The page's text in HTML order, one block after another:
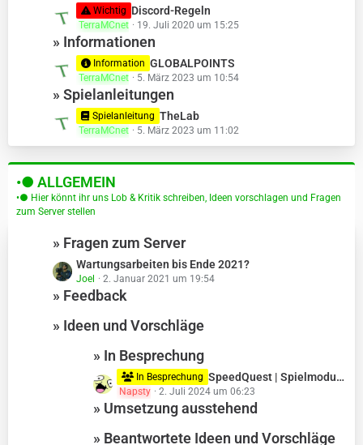
L
t
e
e
ä
g
Wichtig Discord-Regeln
TerraMCnet 19. Juli 2020 um 15:25
» Informationen
L
t
e
B
e
i
t
ä
e
Information GLOBALPOINTS
TerraMCnet 5. März 2023 um 10:54
» Spielanleitungen
L
t
z
t
e
B
i
t
r
ä
e
Spielanleitung TheLab
TerraMCnet 5. März 2023 um 11:02
•● ALLGEMEIN
•● Hier könnt ihr uns Lob & Kritik schreiben, Ideen vorschlagen und Fragen
zum Server stellen
» Fragen zum Server
L
e
t
t
Wartungsarbeiten bis Ende 2021?
Joel 2. Januar 2021 um 19:54
» Feedback
» Ideen und Vorschläge
» In Besprechung
L
e
t
t
In Besprechung SpeedQuest | Spielmodus für Speedrun-Fans | Vorschlag
Napsty 2. Juli 2024 um 06:23
» Umsetzung ausstehend
» Beantwortete Ideen und Vorschläge